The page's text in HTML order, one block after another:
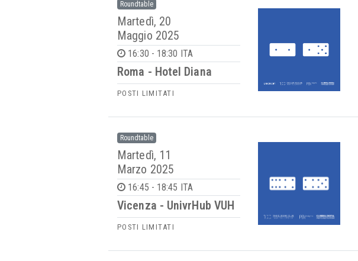
Roundtable
Martedì, 20
Maggio 2025
16:30 - 18:30 ITA
Roma - Hotel Diana
POSTI LIMITATI
Roundtable
Martedì, 11
Marzo 2025
16:45 - 18:45 ITA
Vicenza - UnivrHub VUH
POSTI LIMITATI